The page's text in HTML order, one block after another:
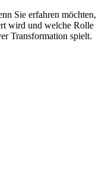
Sie erfahren möchten,
wird und welche Rolle
Transformation spielt.